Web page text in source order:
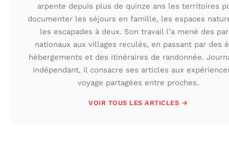
arpente depuis plus de quinze ans les territoires
documenter les séjours en famille, les espaces
les escapades à deux. Son travail l’a mené des
nationaux aux villages reculés, en passant par des
hébergements et des itinéraires de randonnée.
indépendant, il consacre ses articles aux
voyage partagées entre proches.
VOIR TOUS LES ARTICLES →